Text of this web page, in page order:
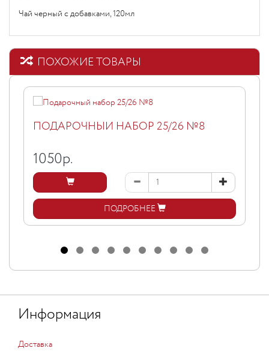
Чай черный с добавками, 120мл
ПОХОЖИЕ ТОВАРЫ
ПОДАРОЧНЫЙ НАБОР 25/26 №8
1050р.
ПОДРОБНЕЕ
Информация
Доставка